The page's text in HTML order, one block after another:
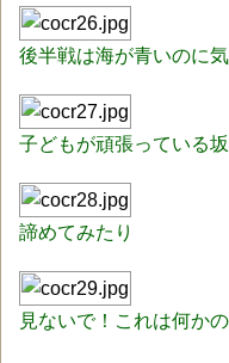
後半戦は海が青いのに
子どもが頑張っている
諦めてみたり
見ないで！これは何か